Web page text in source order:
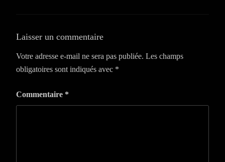
Laisser un commentaire
Votre adresse e-mail ne sera pas publiée. Les champs
obligatoires sont indiqués avec *
Commentaire *